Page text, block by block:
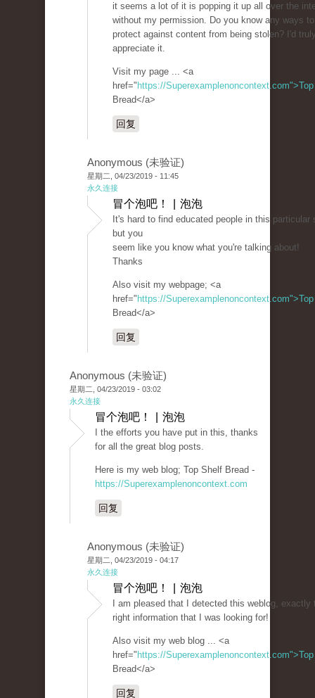
it seems a lot of it is popping it up all over the
without my permission. Do you know any ways
protect against content from being stolen? I'd
appreciate it.
Visit my page ... <a
href=" https://Superexamplenoncontext.com">Top
Bread</a>
回复
Anonymous (未验证)
星期二, 04/23/2019 - 11:45
永久连接
冒个泡吧！ | 泡泡
It's hard to find educated people in this particular
but you
seem like you know what you're talking about!
Thanks
Also visit my webpage; <a
href=" https://Superexamplenoncontext.com">Top
Bread</a>
回复
Anonymous (未验证)
星期二, 04/23/2019 - 03:02
永久连接
冒个泡吧！ | 泡泡
I the efforts you have put in this, thanks
for all the great blog posts.
Here is my web blog; Top Shelf Bread -
https://Superexamplenoncontext.com
回复
Anonymous (未验证)
星期二, 04/23/2019 - 04:17
永久连接
冒个泡吧！ | 泡泡
I am pleased that I detected this weblog, exactly
right information that I was looking for!
Also visit my web blog ... <a
href=" https://Superexamplenoncontext.com">Top
Bread</a>
回复